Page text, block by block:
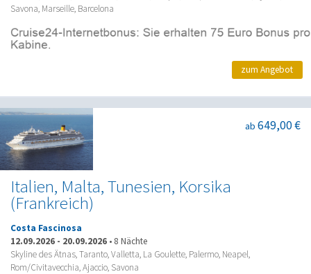
Savona, Marseille, Barcelona
zum Angebot
Italien, Malta, Tunesien, Korsika
(Frankreich)
ab 649,00 €
Costa Fascinosa
12.09.2026 - 20.09.2026 • 8 Nächte
Skyline des Ätnas, Taranto, Valletta, La Goulette, Palermo, Neapel,
Rom/Civitavecchia, Ajaccio, Savona